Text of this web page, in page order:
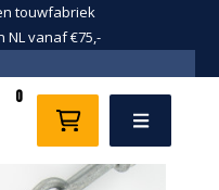
touwfabriek
vanaf €75,-
Menu
0